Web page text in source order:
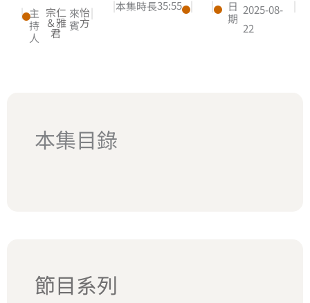
| 主
持
人
宗仁
＆雅
君
來
賓
怡
方
| |本集時長35:55 | |
日
期
2025-08-
22
|
本集目錄
節目系列